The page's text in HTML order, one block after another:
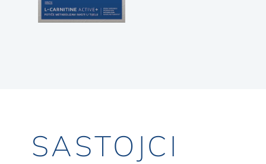
SASTOJCI